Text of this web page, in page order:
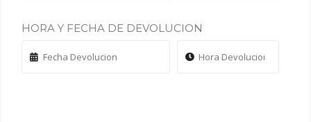
HORA Y FECHA DE DEVOLUCION